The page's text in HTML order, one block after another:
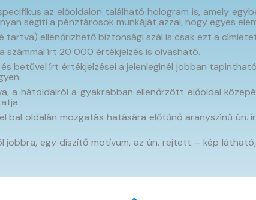
az előoldalon található hologram is, amely
segíti a pénztárosok munkáját azzal, hogy egyes
tartva) ellenőrizhető biztonsági szál is csak ezt a
számmal írt 20 000 értékjelzés is olvasható.
betűvel írt értékjelzései a jelenleginél jobban
a hátoldalról a gyakrabban ellenőrzött előoldal
bal oldalán mozgatás hatására előtűnő aranyszínű
egy díszítő motívum, az ún. rejtett – kép